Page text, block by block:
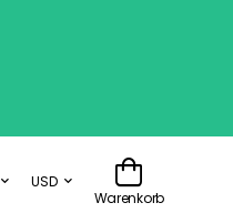
USD
Warenkorb